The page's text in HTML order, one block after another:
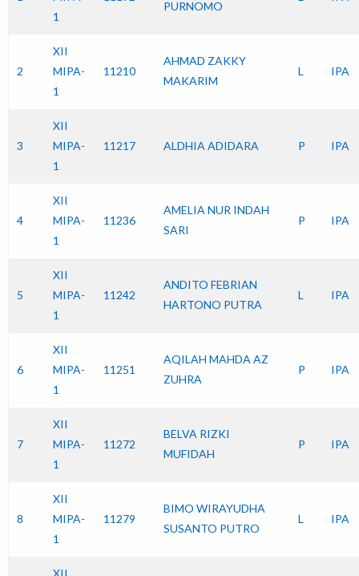
1
PURNOMO
2
XII
MIPA-
1
11210
AHMAD ZAKKY
MAKARIM
L IPA
3
XII
MIPA-
1
11217 ALDHIA ADIDARA P IPA
4
XII
MIPA-
1
11236
AMELIA NUR INDAH
SARI
P IPA
5
XII
MIPA-
1
11242
ANDITO FEBRIAN
HARTONO PUTRA
L IPA
6
XII
MIPA-
1
11251
AQILAH MAHDA AZ
ZUHRA
P IPA
7
XII
MIPA-
1
11272
BELVA RIZKI
MUFIDAH
P IPA
8
XII
MIPA-
1
11279
BIMO WIRAYUDHA
SUSANTO PUTRO
L IPA